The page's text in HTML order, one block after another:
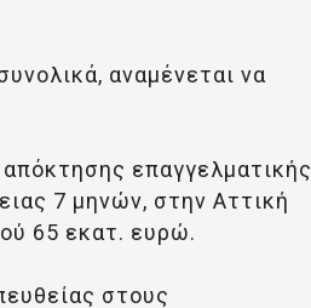
αναμένεται να
επαγγελματικής
7 μηνών, στην Αττική
65 εκατ. ευρώ.
στους